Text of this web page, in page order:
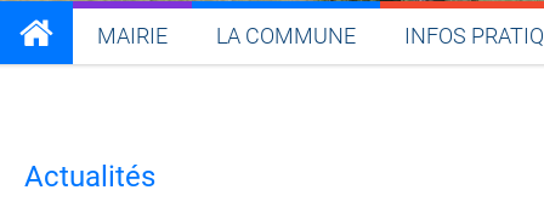
MAIRIE LA COMMUNE INFOS
Actualités